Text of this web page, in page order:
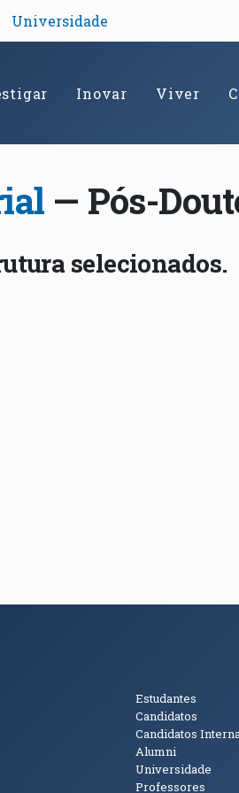
Universidade
Inovar Viver
— Pós-
selecionados.
Públicos
Estudantes
Candidatos
Candidatos
Alumni
Universidade
Professores